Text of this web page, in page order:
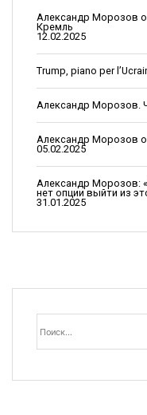
м
Александр Морозов
Кремль
12.02.2025
Trump, piano per
Александр Морозов.
Александр Морозов
05.02.2025
Александр Морозов:
нет опции выйти из
31.01.2025
Найти: